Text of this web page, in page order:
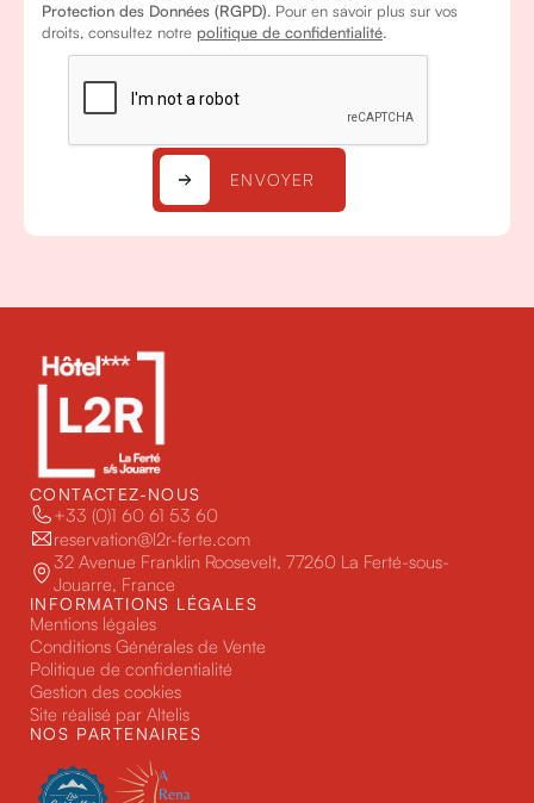
Protection des Données (RGPD). Pour en savoir plus sur vos
droits, consultez notre politique de confidentialité.
CONTACTEZ-NOUS
+33 (0)1 60 61 53 60
reservation@l2r-ferte.com
32 Avenue Franklin Roosevelt, 77260 La Ferté-sous-
Jouarre, France
INFORMATIONS LÉGALES
Mentions légales
Conditions Générales de Vente
Politique de confidentialité
Gestion des cookies
Site réalisé par Altelis
NOS PARTENAIRES